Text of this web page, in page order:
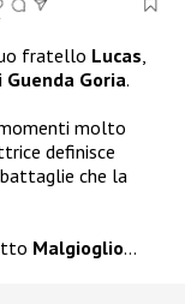
fratello Lucas
Guenda Goria.
molto
definisce
che la
Malgioglio…